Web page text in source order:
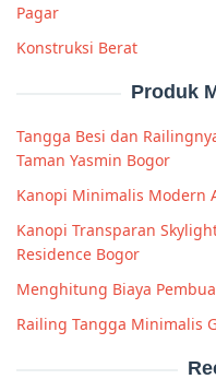
Pagar
Konstruksi Berat
Produk
Tangga Besi dan
Taman Yasmin Bogor
Kanopi Minimalis Modern
Kanopi Transparan
Residence Bogor
Menghitung Biaya
Railing Tangga Minimalis